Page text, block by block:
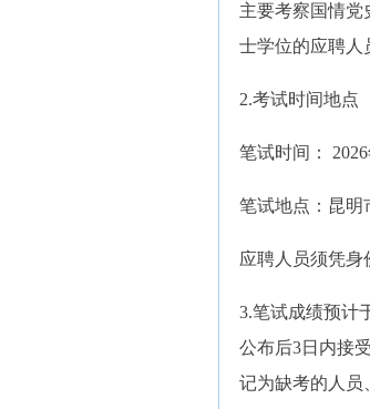
主要考察国情党
士学位的应聘人
2.考试时间地点
笔试时间：
笔试地点：昆明
应聘人员须凭身
3.笔试成绩预计
公布后3日内接
记为缺考的人员